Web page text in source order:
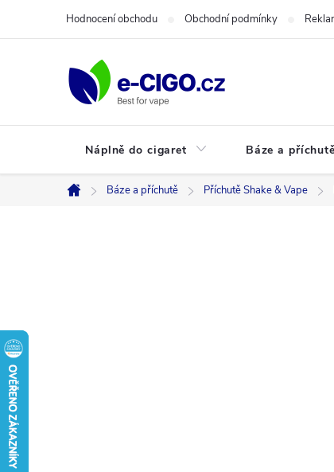
Hodnocení obchodu Obchodní podmínky
Náplně do cigaret Báze a příchutě
Domů
Báze a příchutě Příchutě Shake & Vape